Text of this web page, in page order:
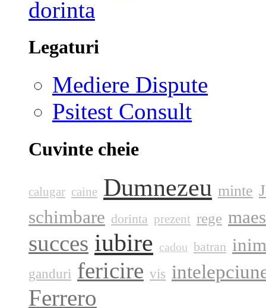
Legaturi
Mediere Dispute
Psitest Consult
Cuvinte cheie
calugar caine Dumnezeu minte
schimbare dorinta prezent rege
succes iubire cadou batran
ganduri fericire vis
Ferrero